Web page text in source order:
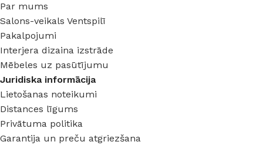
Par mums
Salons-veikals Ventspilī
Pakalpojumi
Interjera dizaina izstrāde
Mēbeles uz pasūtījumu
Juridiska informācija
Lietošanas noteikumi
Distances līgums
Privātuma politika
Garantija un preču atgriezšana